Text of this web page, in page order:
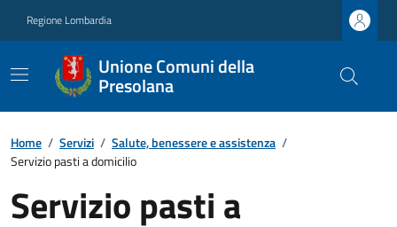
Regione Lombardia
Unione Comuni della
Presolana
Home / Servizi / Salute, benessere e assistenza /
Servizio pasti a domicilio
Servizio pasti a